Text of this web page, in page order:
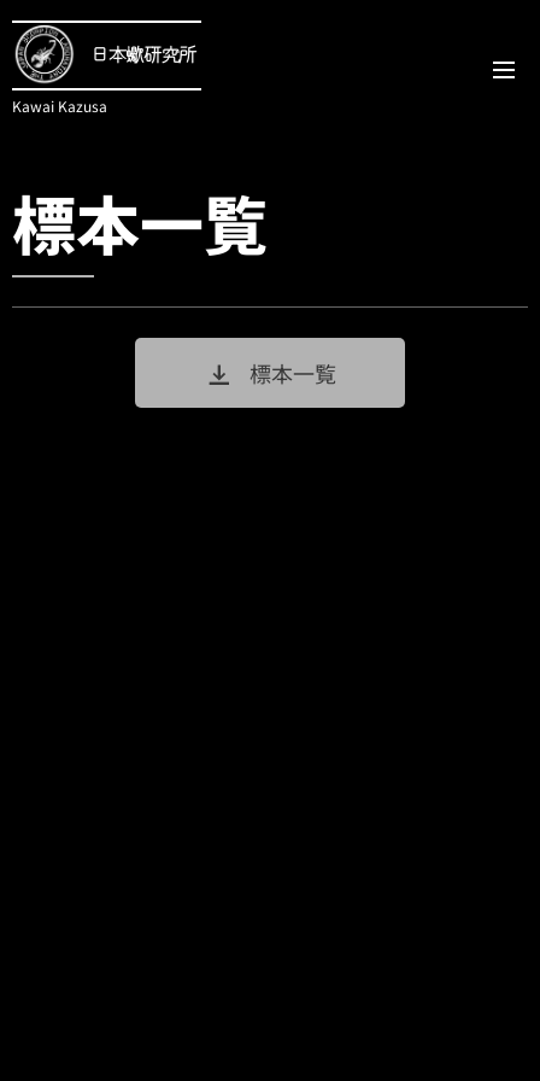
日本蠍研究所
Kawai Kazusa
標本一覧
標本一覧